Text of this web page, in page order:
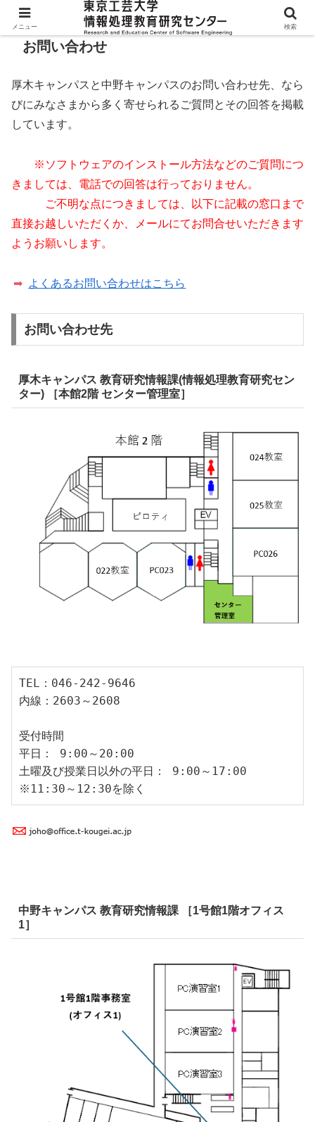
お問い合わせ
厚木キャンパスと中野キャンパスのお問い合わせ先、なら
びにみなさまから多く寄せられるご質問とその回答を掲載
しています。
※ソフトウェアのインストール方法などのご質問につ
きましては、電話での回答は行っておりません。
ご不明な点につきましては、以下に記載の窓口まで
直接お越しいただくか、メールにてお問合せいただきます
ようお願いします。
よくあるお問い合わせはこちら
お問い合わせ先
厚木キャンパス 教育研究情報課(情報処理教育研究セン
ター) ［本館2階 センター管理室］
TEL：046-242-9646
内線：2603～2608
受付時間
平日： 9:00～20:00
土曜及び授業日以外の平日： 9:00～17:00
※11:30～12:30を除く
中野キャンパス 教育研究情報課 ［1号館1階オフィス
1］
メニュー 検索